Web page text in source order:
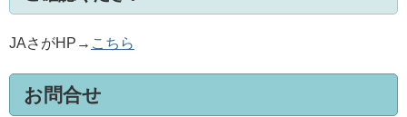
JAさがHP→ こちら
お問合せ